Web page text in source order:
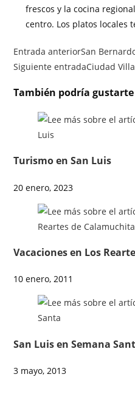
frescos y la cocina
centro. Los platos locales
Entrada anteriorSan
Siguiente entradaCiudad
También podría gustarte
Turismo en San Luis
20 enero, 2023
Vacaciones en Los
10 enero, 2011
San Luis en Semana
3 mayo, 2013